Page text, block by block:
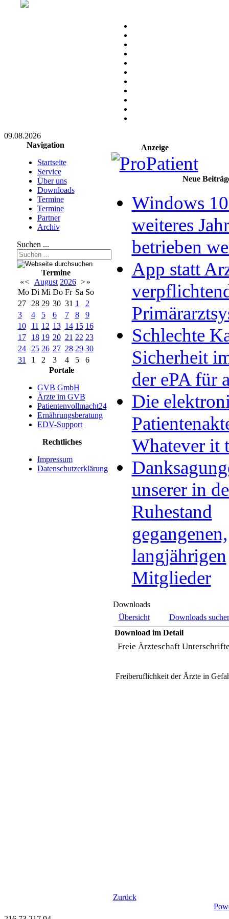
09.08.2026
Navigation
Startseite
Service
Über uns
Downloads
Termine
Termine
Partner
Archiv
Suchen ...
Termine
«< August 2026 >»
Mo Di Mi Do Fr Sa So
27
28 29 30 31 1
2
3
4 5 6 7 8
9
10
11 12 13 14 15 16
17
18 19 20 21 22 23
24
25 26 27 28 29 30
31
1 2 3 4 5
6
Portale
GVB GmbH
Ärzte im GVB
Patientenvollmacht24
Ernährungsberatung
EDV-Support
Rechtliches
Impressum
Datenschutzerklärung
Anzeige
Neue
Windows
weiteres
betrieben
App statt
Schlechte
Sicherheit
der ePA für
Die
Whatever it
unserer in
Ruhestand
gegangenen,
langjährigen
Mitglieder
Downloads
Übersicht
Downloads
Download im Detail
Freie Ärzteschaft
Freiberuflichkeit der Ärzte in
Zurück